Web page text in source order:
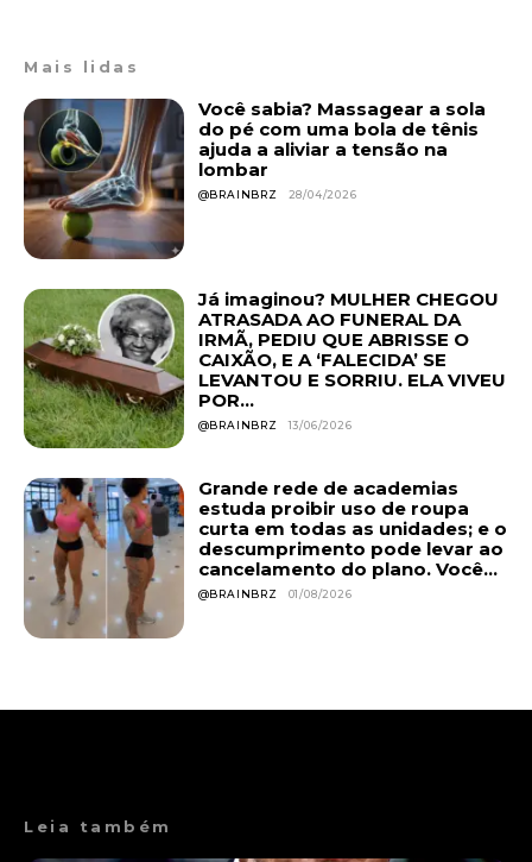
Mais lidas
Você sabia? Massagear a sola
do pé com uma bola de tênis
ajuda a aliviar a tensão na
lombar
@BRAINBRZ 28/04/2026
Já imaginou? MULHER CHEGOU
ATRASADA AO FUNERAL DA
IRMÃ, PEDIU QUE ABRISSE O
CAIXÃO, E A ‘FALECIDA’ SE
LEVANTOU E SORRIU. ELA VIVEU
POR...
@BRAINBRZ 13/06/2026
Grande rede de academias
estuda proibir uso de roupa
curta em todas as unidades; e o
descumprimento pode levar ao
cancelamento do plano. Você...
@BRAINBRZ 01/08/2026
Leia também